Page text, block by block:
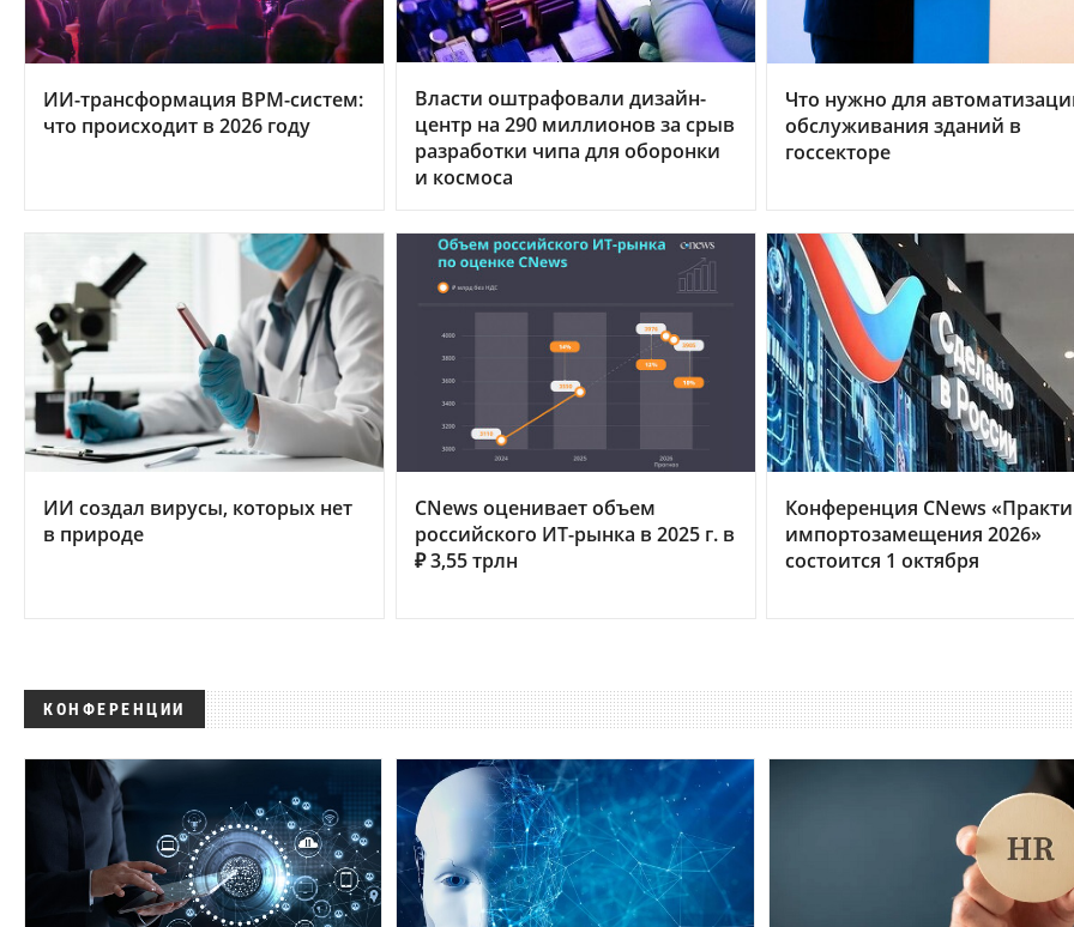
ИИ-трансформация BPM-систем:
что происходит в 2026 году
Власти оштрафовали дизайн-
центр на 290 миллионов за срыв
разработки чипа для оборонки
и космоса
Что нужно для
обслуживания зданий в
госсекторе
ИИ создал вирусы, которых нет
в природе
CNews оценивает объем
российского ИТ-рынка в 2025 г. в
₽ 3,55 трлн
Конференция CNews
импортозамещения 2026»
состоится 1 октября
КОНФЕРЕНЦИИ